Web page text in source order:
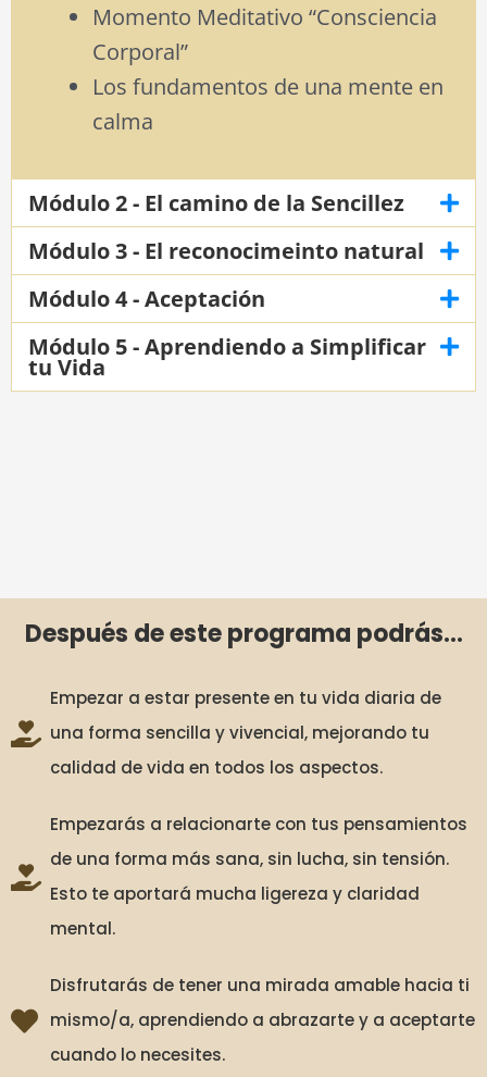
Momento Meditativo “Consciencia
Corporal”
Los fundamentos de una mente en
calma
Módulo 2 - El camino de la Sencillez
Módulo 3 - El reconocimeinto natural
Módulo 4 - Aceptación
Módulo 5 - Aprendiendo a Simplificar
tu Vida
Después de este programa podrás...
Empezar a estar presente en tu vida diaria de
una forma sencilla y vivencial, mejorando tu
calidad de vida en todos los aspectos.
Empezarás a relacionarte con tus pensamientos
de una forma más sana, sin lucha, sin tensión.
Esto te aportará mucha ligereza y claridad
mental.
Disfrutarás de tener una mirada amable hacia ti
mismo/a, aprendiendo a abrazarte y a aceptarte
cuando lo necesites.